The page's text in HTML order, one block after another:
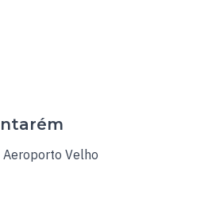
Aeroporto Velho